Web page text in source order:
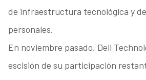
de infraestructura tecnológica y
personales.
En noviembre pasado, Dell
escisión de su participación